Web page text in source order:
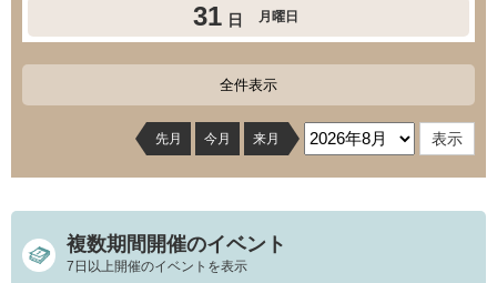
31 日 月曜日
全件表示
先月 今月 来月
複数期間開催のイベント
7日以上開催のイベントを表示